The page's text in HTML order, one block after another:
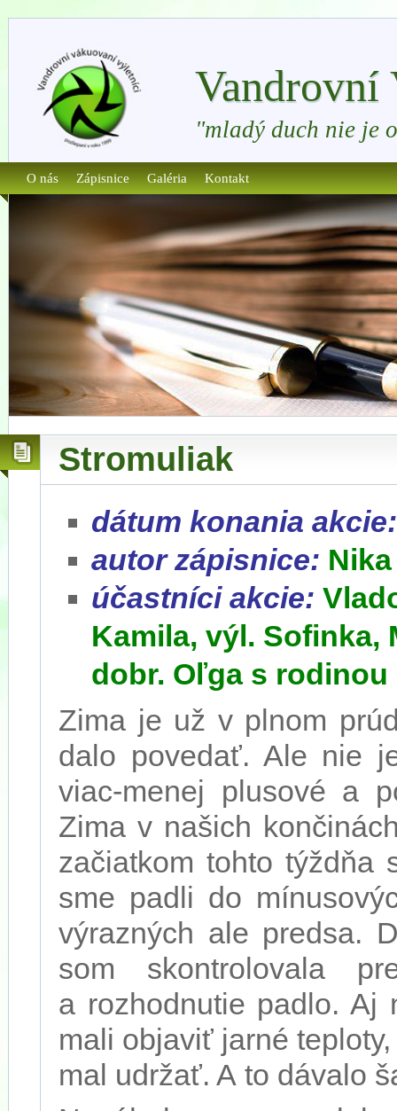
"mladý duch nie je
O nás Zápisnice Galéria Kontakt
Stromuliak
dátum konania akcie:
autor zápisnice: Nika
účastníci akcie:
Kamila, výl. Sofinka,
dobr. Oľga s rodinou
Zima je už v plnom
dalo povedať. Ale nie
viac-menej plusové a
Zima v našich
začiatkom tohto týždňa
sme padli do
výrazných ale predsa.
som skontrolovala
a rozhodnutie padlo. Aj
mali objaviť jarné
mal udržať. A to dávalo